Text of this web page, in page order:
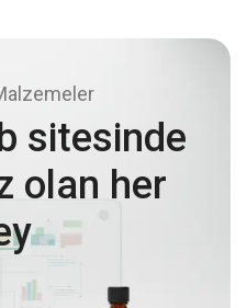
sitesinde
olan her